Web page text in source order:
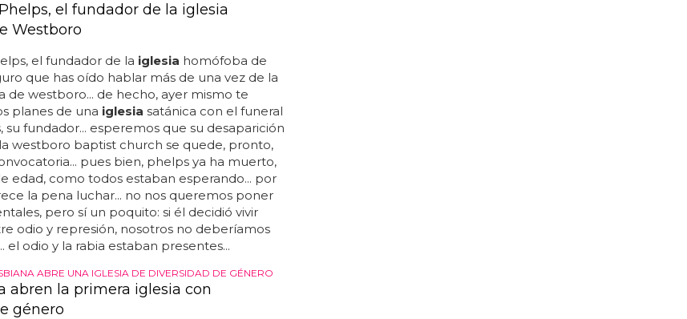
el fundador de la iglesia
Westboro
el fundador de la iglesia homófoba de
que has oído hablar más de una vez de la
de westboro... de hecho, ayer mismo te
planes de una iglesia satánica con el funeral
su fundador... esperemos que su desaparición
westboro baptist church se quede, pronto,
pues bien, phelps ya ha muerto,
edad, como todos estaban esperando... por
la pena luchar... no nos queremos poner
pero sí un poquito: si él decidió vivir
odio y represión, nosotros no deberíamos
el odio y la rabia estaban presentes...
ABRE UNA IGLESIA DE DIVERSIDAD DE GÉNERO
abren la primera iglesia con
género